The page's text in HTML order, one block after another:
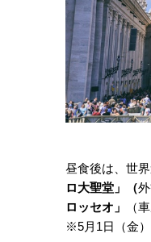
昼食後は、世
ロ大聖堂」（外
ロッセオ」
（
※5月1日（金